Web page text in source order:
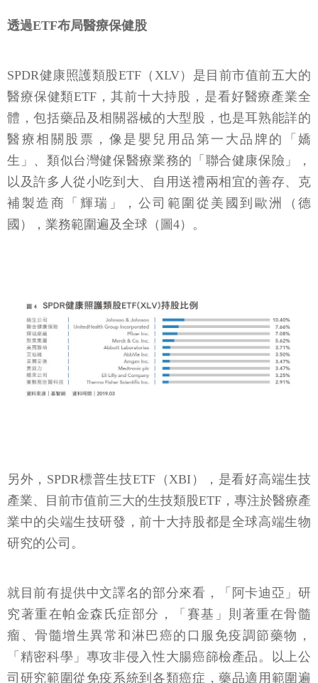
透過ETF布局醫療保健股
SPDR健康照護類股ETF（XLV）是目前市值前五大的
醫療保健類ETF，其前十大持股，是看好醫療產業全
體，包括藥品及相關器械的大型股，也是耳熟能詳的
醫療相關股票，像是嬰兒用品第一大品牌的「嬌
生」、類似台灣健保醫療業務的「聯合健康保險」，
以及許多人從小吃到大、自用送禮兩相宜的善存、克
補製造商「輝瑞」，公司範圍從美國到歐洲（德
國），業務範圍遍及全球（圖4）。
另外，SPDR標普生技ETF（XBI），是看好高端生技
產業、目前市值前三大的生技類股ETF，專注於醫療產
業中的尖端生技研發，前十大持股都是全球高端生物
研究的公司。
就目前有提供中文譯名的部分來看，「阿卡迪亞」研
究著重在帕金森氏症部分，「賽基」則著重在骨髓
瘤、骨髓增生異常和淋巴癌的口服免疫調節藥物，
「精密科學」專攻非侵入性大腸癌篩檢產品。以上公
司研究範圍從免疫系統到各類癌症，藥品適用範圍遍